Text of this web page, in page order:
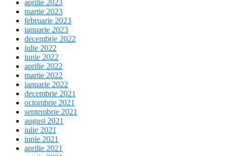
aprilie 2023
martie 2023
februarie 2023
ianuarie 2023
decembrie 2022
iulie 2022
iunie 2022
aprilie 2022
martie 2022
ianuarie 2022
decembrie 2021
octombrie 2021
septembrie 2021
august 2021
iulie 2021
iunie 2021
aprilie 2021